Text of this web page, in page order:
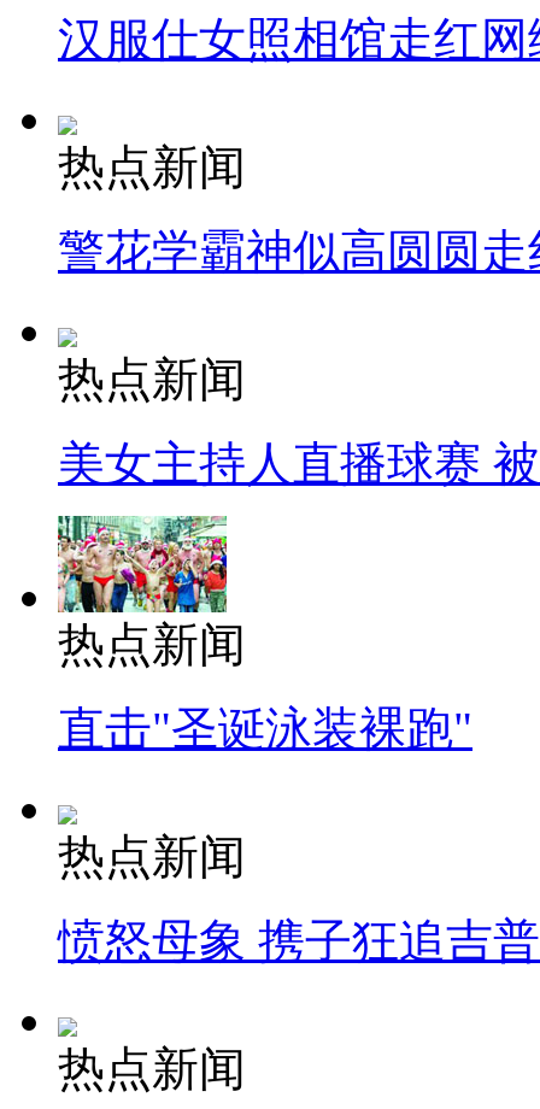
汉服仕女照相馆走红网
热点新闻
警花学霸神似高圆圆走
热点新闻
美女主持人直播球赛
热点新闻
直击"圣诞泳装裸跑"
热点新闻
愤怒母象 携子狂追吉
热点新闻